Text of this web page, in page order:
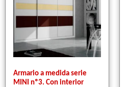
Armario a medida serie
MINI nº3. Con interior